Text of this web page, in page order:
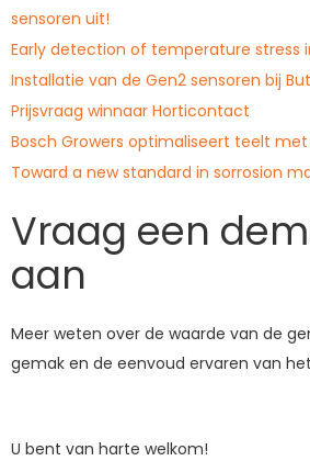
sensoren uit!
Early detection of temperature stress
Installatie van de Gen2 sensoren bij
Prijsvraag winnaar Horticontact
Bosch Growers optimaliseert teelt
Toward a new standard in sorrosion
Vraag een
aan
Meer weten over de waarde van de
gemak en de eenvoud ervaren van
U bent van harte welkom!